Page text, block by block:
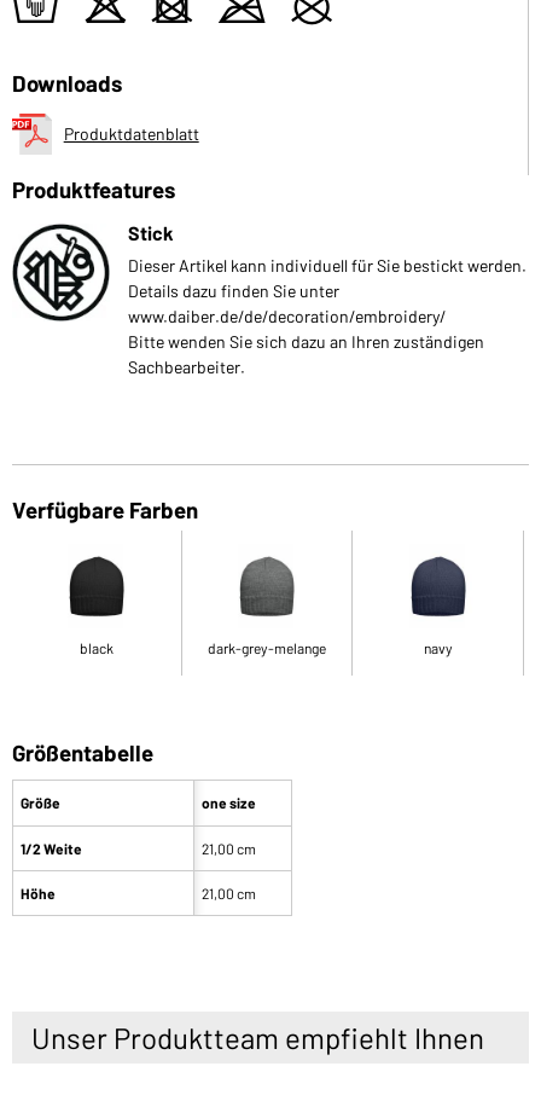
Downloads
Produktdatenblatt
Produktfeatures
Stick
Dieser Artikel kann individuell für Sie bestickt werden.
Details dazu finden Sie unter
www.daiber.de/de/decoration/embroidery/
Bitte wenden Sie sich dazu an Ihren zuständigen
Sachbearbeiter.
Verfügbare Farben
black dark-grey-melange navy
Größentabelle
Größe
1/2 Weite
Höhe
one size
21,00 cm
21,00 cm
Unser Produktteam empfiehlt Ihnen